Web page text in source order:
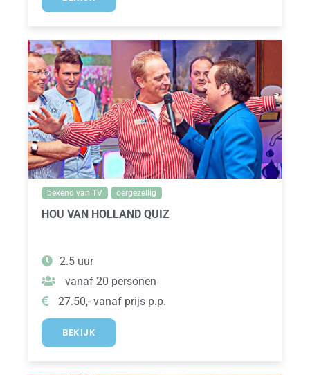
bekend van TV oergezellig
HOU VAN HOLLAND QUIZ
2.5 uur
vanaf 20 personen
27.50,- vanaf prijs p.p.
BEKIJK